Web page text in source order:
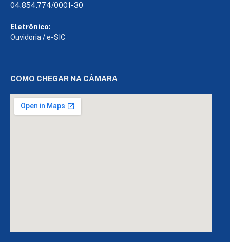
04.854.774/0001-30
Eletrônico:
Ouvidoria /e-SIC
COMO CHEGAR NA CÂMARA